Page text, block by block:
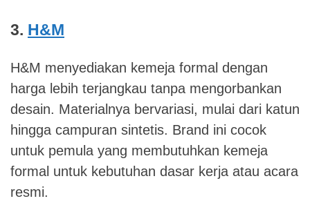
3. H&M
H&M menyediakan kemeja formal dengan
harga lebih terjangkau tanpa mengorbankan
desain. Materialnya bervariasi, mulai dari katun
hingga campuran sintetis. Brand ini cocok
untuk pemula yang membutuhkan kemeja
formal untuk kebutuhan dasar kerja atau acara
resmi.